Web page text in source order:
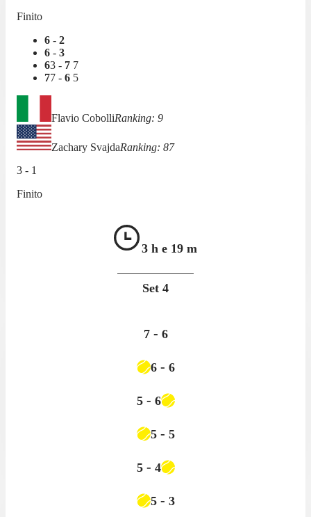
Finito
6 - 2
6 - 3
63 - 7 7
77 - 6 5
Flavio CobolliRanking: 9
Zachary SvajdaRanking: 87
3 - 1
Finito
3 h e 19 m
Set 4
7 - 6
6 - 6
5 - 6
5 - 5
5 - 4
5 - 3